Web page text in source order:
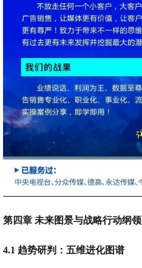
第四章 未来图景与战略行动纲领
4.1 趋势研判：五维进化图谱